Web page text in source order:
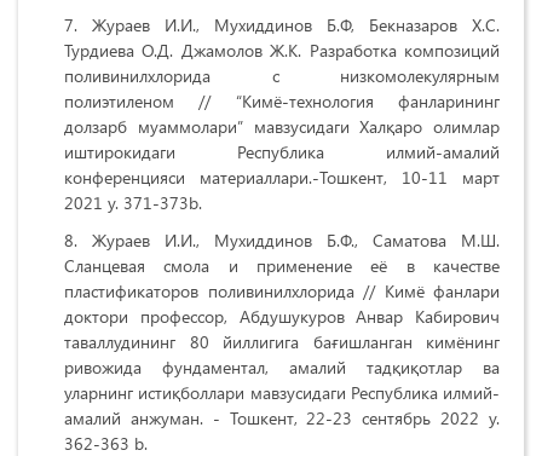
Жураев И.И., Мухиддинов Б.Ф, Бекназаров Х.С.
Турдиева О.Д. Джамолов Ж.К. Разработка композиций
поливинилхлорида с низкомолекулярным
полиэтиленом // “Кимё-технология фанларининг
долзарб муаммолари” мавзусидаги Халқаро олимлар
иштирокидаги Республика илмий-амалий
конференцияси материаллари.-Тошкент, 10-11 март
2021 y. 371-373b.
Жураев И.И., Мухиддинов Б.Ф., Саматова М.Ш.
Сланцевая смола и применение её в качестве
пластификаторов поливинилхлорида // Кимё фанлари
доктори профессор, Абдушукуров Анвар Кабирович
таваллудининг 80 йиллигига бағишланган кимёнинг
ривожида фундаментал, амалий тадқиқотлар ва
уларнинг истиқболлари мавзусидаги Республика илмий-
амалий анжуман. - Тошкент, 22-23 сентябрь 2022 y.
362-363 b.